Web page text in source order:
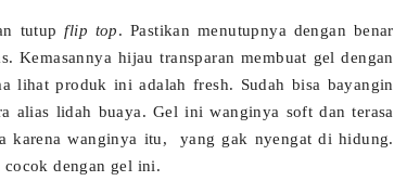
tutupflip top. Pastikan menutupnya dengan benar
hijau transparan membuat gel dengan
lihat produk ini adalah fresh. Sudah bisa bayangin
alias lidah buaya. Gel ini wanginya soft dan terasa
karena wanginya itu, yang gak nyengat di hidung.
dengan gel ini.